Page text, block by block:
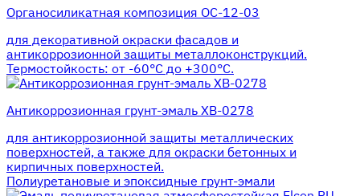
Органосиликатная композиция ОС-12-03
для декоративной окраски фасадов и
антикоррозионной защиты металлоконструкций.
Термостойкость: от -60°С до +300°С.
Антикоррозионная грунт-эмаль ХВ-0278
для антикоррозионной защиты металлических
поверхностей, а также для окраски бетонных и
кирпичных поверхностей.
Полиуретановые и эпоксидные грунт-эмали